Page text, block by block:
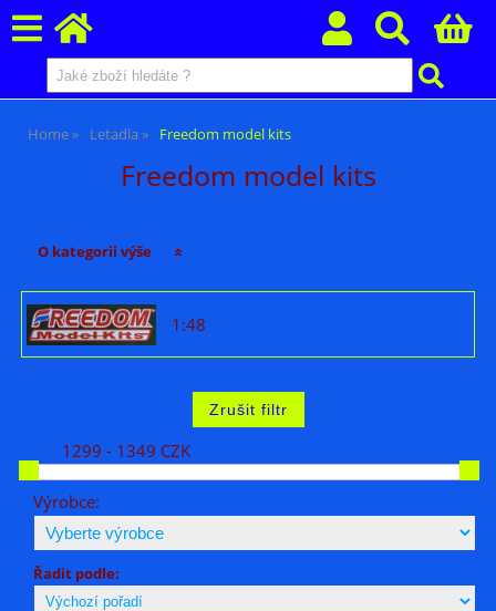
Home Letadla Freedom model kits
Freedom model kits
O kategorii výše
1:48
1299 - 1349 CZK
Výrobce:
Řadit podle: